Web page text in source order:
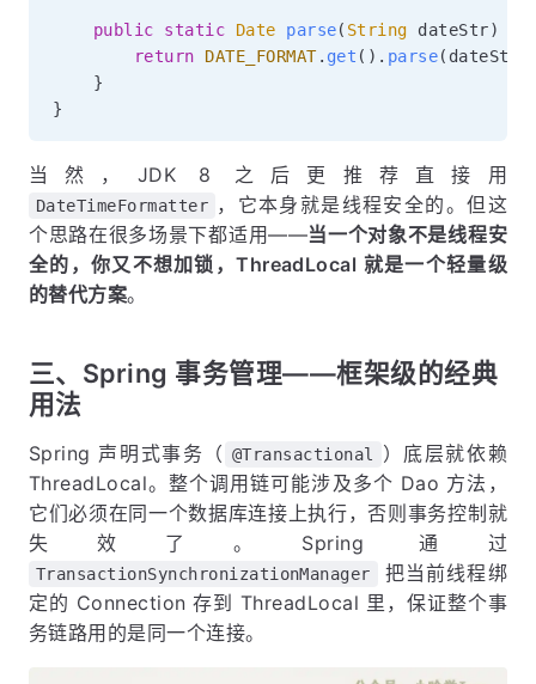
public static Date parse( String dateStr)
return
DATE_FORMAT. get ( ) . parse( dateStr
}
}
当然，JDK 8 之后更推荐直接用
DateTimeFormatter ，它本身就是线程安全的。但这
个思路在很多场景下都适用——当一个对象不是线程安
全的，你又不想加锁，ThreadLocal 就是一个轻量级
的替代方案。
三、Spring 事务管理——框架级的经典
用法
Spring 声明式事务（ @Transactional
）底层就依赖
ThreadLocal。整个调用链可能涉及多个 Dao 方法，
它们必须在同一个数据库连接上执行，否则事务控制就
失效了。Spring 通过
TransactionSynchronizationManager
把当前线程绑
定的 Connection 存到 ThreadLocal 里，保证整个事
务链路用的是同一个连接。